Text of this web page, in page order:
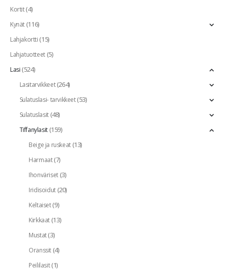
Kortit(4)
Kynät(116)
Lahjakortti(15)
Lahjatuotteet(5)
Lasi(524)
Lasitarvikkeet(264)
Sulatuslasi- tarvikkeet(53)
Sulatuslasit(48)
Tiffanylasit(159)
Beige ja ruskeat(13)
Harmaat(7)
Ihonväriset(3)
Iridisoidut(20)
Keltaiset(9)
Kirkkaat(13)
Mustat(3)
Oranssit(4)
Peililasit(1)